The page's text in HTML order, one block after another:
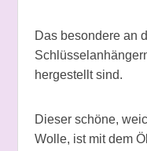
Das besondere an
hergestellt sind.
Dieser schöne,
Wolle, ist mit dem